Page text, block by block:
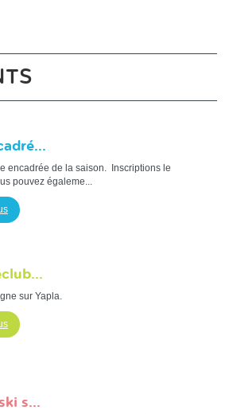
encadrée de la saison. Inscriptions le
pouvez égaleme...
sur Yapla.
s...